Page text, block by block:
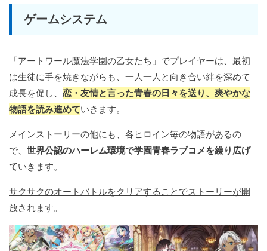
ゲームシステム
「アートワール魔法学園の乙女たち」でプレイヤーは、最初
は生徒に手を焼きながらも、一人一人と向き合い絆を深めて
成長を促し、 恋・友情と言った青春の日々を送り、爽やかな
物語を読み進めていきます。
メインストーリーの他にも、各ヒロイン毎の物語があるの
で、 世界公認のハーレム環境で学園青春ラブコメを繰り広げ
ていきます。
サクサクのオートバトルをクリアすることでストーリーが開
放されます。